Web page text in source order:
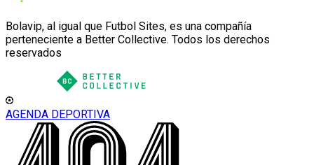
Bolavip, al igual que Futbol Sites, es una compañía
perteneciente a Better Collective. Todos los derechos
reservados
AGENDA DEPORTIVA